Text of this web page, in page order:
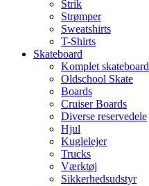
Strik
Strømper
Sweatshirts
T-Shirts
Skateboard
Komplet skateboard
Oldschool Skate
Boards
Cruiser Boards
Diverse reservedele
Hjul
Kuglelejer
Trucks
Værktøj
Sikkerhedsudstyr